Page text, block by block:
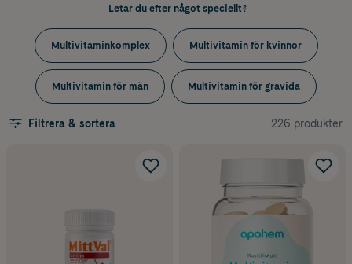
Letar du efter något speciellt?
Multivitaminkomplex Multivitamin för kvinnor
Multivitamin för män Multivitamin för gravida
Filtrera & sortera 226 produkter